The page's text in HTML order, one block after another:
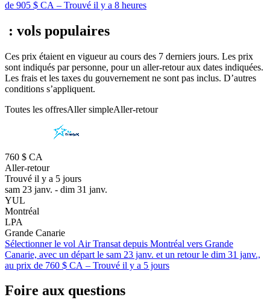
de 905 $ CA – Trouvé il y a 8 heures
: vols populaires
Ces prix étaient en vigueur au cours des 7 derniers jours. Les prix
sont indiqués par personne, pour un aller-retour aux dates indiquées.
Les frais et les taxes du gouvernement ne sont pas inclus. D’autres
conditions s’appliquent.
Toutes les offresAller simpleAller-retour
760 $ CA
Aller-retour
Trouvé il y a 5 jours
sam 23 janv. - dim 31 janv.
YUL
Montréal
LPA
Grande Canarie
Sélectionner le vol Air Transat depuis Montréal vers Grande
Canarie, avec un départ le sam 23 janv. et un retour le dim 31 janv.,
au prix de 760 $ CA – Trouvé il y a 5 jours
Foire aux questions